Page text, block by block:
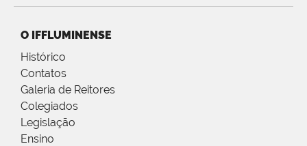
O IFFLUMINENSE
Histórico
Contatos
Galeria de Reitores
Colegiados
Legislação
Ensino